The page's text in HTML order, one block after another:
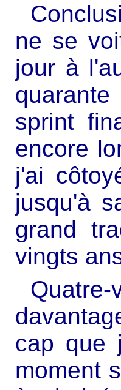
ne se
jour à
sprint
encore
j'ai
jusqu'à
grand
vingts
cap que
moment